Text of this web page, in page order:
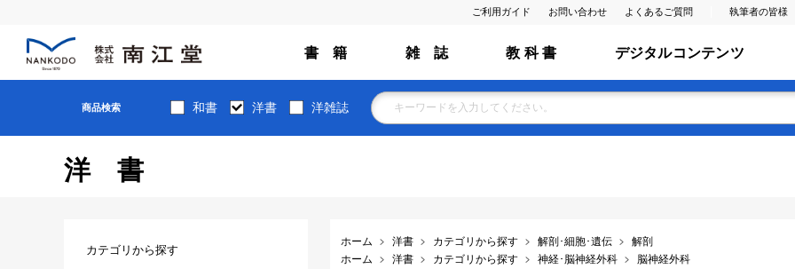
ご利用ガイド お問い合わせ よくあるご質問 執筆者の皆様
書 籍 雑 誌 教 科 書 デジタルコンテンツ
商品検索 和書 洋書 洋雑誌
洋書
ホーム 洋書 カテゴリから探す 解剖･細胞･遺伝
解剖
ホーム
洋書 カテゴリから探す 神経･脳神経外科
脳神経外科
カテゴリから探す